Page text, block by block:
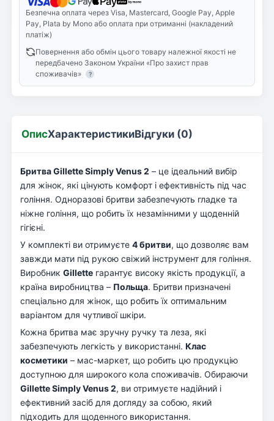
Безпечна оплата через Visa, Mastercard, Google Pay, Apple
Pay, Plata by Mono або оплата при отриманні (накладений
платіж)
Повернення або обмін цього товару належної якості не
передбачено Законом України «Про захист прав
споживачів»
?
ОписХарактеристикиВідгуки (0)
Бритва Gillette Simply Venus 2 – це ідеальний вибір
для жінок, які цінують комфорт і ефективність під час
гоління. Одноразові бритви забезпечують гладке та
ніжне гоління, що робить їх незамінними у щоденній
гігієні.
У комплекті ви отримуєте 4 бритви, що дозволяє вам
завжди мати під рукою свіжий інструмент для гоління.
Виробник Gillette гарантує високу якість продукції, а
країна виробництва – Польща. Бритви призначені
спеціально для жінок, що робить їх оптимальним
варіантом для чутливої шкіри.
Кожна бритва має зручну ручку та леза, які
забезпечують легкість у використанні. Клас
косметики – мас-маркет, що робить цю продукцію
доступною для широкого кола споживачів. Обираючи
Gillette Simply Venus 2, ви отримуєте надійний і
ефективний засіб для догляду за собою, який
підходить для щоденного використання.